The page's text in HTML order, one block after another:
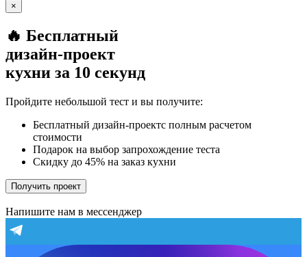
×
🔥 Бесплатный
дизайн-проект
кухни за 10 секунд
Пройдите небольшой тест и вы получите:
Бесплатный дизайн-проектс полным расчетом
стоимости
Подарок на выбор запрохождение теста
Скидку до 45% на заказ кухни
Получить проект
Напишите нам в мессенджер